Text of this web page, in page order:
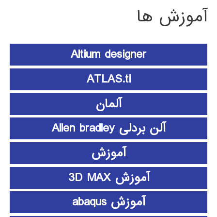
آموزش ها
Altium designer
ATLAS.ti
آلمان
آلن بردلی Allen bradley
آموزش
آموزش 3D MAX
آموزش abaqus